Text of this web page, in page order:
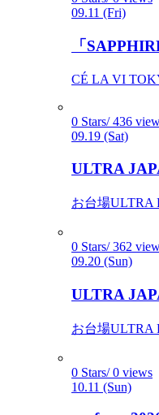
09.11 (Fri)
「
CÉ LA VI
0 Stars/ 436
09.19 (Sat)
ULTRA
お台場ULTRA
0 Stars/ 362
09.20 (Sun)
ULTRA
お台場ULTRA
0 Stars/ 0 views
10.11 (Sun)